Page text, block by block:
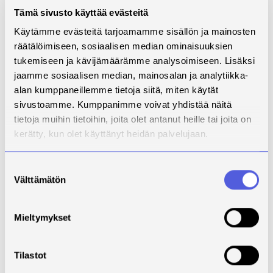
Tämä sivusto käyttää evästeitä
Käytämme evästeitä tarjoamamme sisällön ja mainosten
räätälöimiseen, sosiaalisen median ominaisuuksien
tukemiseen ja kävijämäärämme analysoimiseen. Lisäksi
jaamme sosiaalisen median, mainosalan ja analytiikka-
alan kumppaneillemme tietoja siitä, miten käytät
sivustoamme. Kumppanimme voivat yhdistää näitä
tietoja muihin tietoihin, joita olet antanut heille tai joita on
kerätty, kun olet käyttänyt heidän palvelujaan.
valinta
Välttämätön
Mieltymykset
Tilastot
animals and environment fits in
- is able to consider the welfare
of the animals used in green
care activities
- gets skills to plan green care
activities
- is aware of the quality factors
and the criteria in green care
activities on his/her own study
field
relationship with nature and
recognizes various factors
affecting the formation of the
nature relationships and take
their effects into consideration